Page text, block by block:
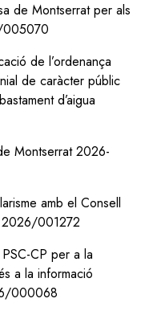
de Montserrat per als
005070
de l’ordenança
de caràcter públic
d’aigua
Montserrat 2026-
amb el Consell
2026/001272
CP per a la
a la informació
000068